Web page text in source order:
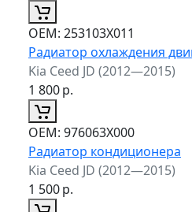
ОЕМ: 253103X011
Радиатор охлаждения
Kia Ceed JD (2012—2015)
1 800р.
ОЕМ: 976063X000
Радиатор кондиционера
Kia Ceed JD (2012—2015)
1 500р.